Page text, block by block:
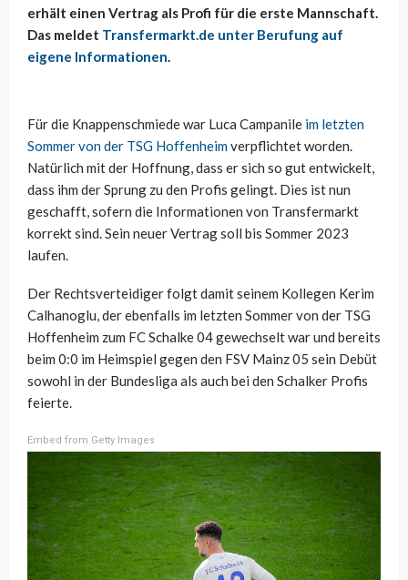
erhält einen Vertrag als Profi für die erste Mannschaft.
Das meldet Transfermarkt.de unter Berufung auf
eigene Informationen.
Für die Knappenschmiede war Luca Campanile im letzten
Sommer von der TSG Hoffenheimverpflichtet worden.
Natürlich mit der Hoffnung, dass er sich so gut entwickelt,
dass ihm der Sprung zu den Profis gelingt. Dies ist nun
geschafft, sofern die Informationen von Transfermarkt
korrekt sind. Sein neuer Vertrag soll bis Sommer 2023
laufen.
Der Rechtsverteidiger folgt damit seinem Kollegen Kerim
Calhanoglu, der ebenfalls im letzten Sommer von der TSG
Hoffenheim zum FC Schalke 04 gewechselt war und bereits
beim 0:0 im Heimspiel gegen den FSV Mainz 05 sein Debüt
sowohl in der Bundesliga als auch bei den Schalker Profis
feierte.
Embed from Getty Images